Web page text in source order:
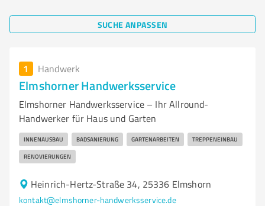
SUCHE ANPASSEN
1 Handwerk
Elmshorner Handwerksservice
Elmshorner Handwerksservice – Ihr Allround-
Handwerker für Haus und Garten
INNENAUSBAU BADSANIERUNG GARTENARBEITEN TREPPENEINBAU
RENOVIERUNGEN
Heinrich-Hertz-Straße 34, 25336 Elmshorn
kontakt@elmshorner-handwerksservice.de